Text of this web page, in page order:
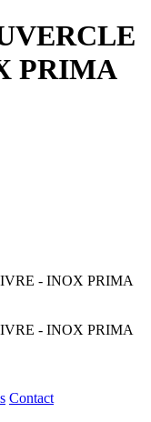
PRIMA
Contact